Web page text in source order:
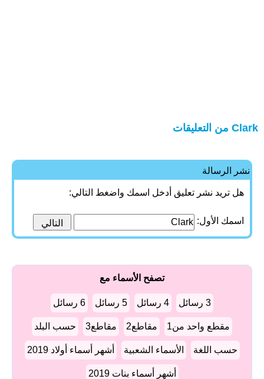
Clark من التعليقات
نشر الرسالة
هل تريد نشر تعليق أدخل اسمك واضغط التالي:
اسمك الأول:
تصفح الأسماء مع
3 رسائل 4 رسائل 5 رسائل 6 رسائل
مقطع واحد من1 مقاطع2 مقاطع3 حسب البلد
حسب اللغة الأسماء الشعبية أشهر أسماء أولاد 2019
أشهر أسماء بنات 2019